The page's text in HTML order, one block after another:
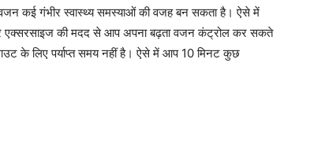
कई गंभीर स्वास्थ्य समस्याओं की वजह बन सकता है। ऐसे में
एक्सरसाइज की मदद से आप अपना बढ़ता वजन कंट्रोल कर सकते
के लिए पर्याप्त समय नहीं है। ऐसे में आप 10 मिनट कुछ